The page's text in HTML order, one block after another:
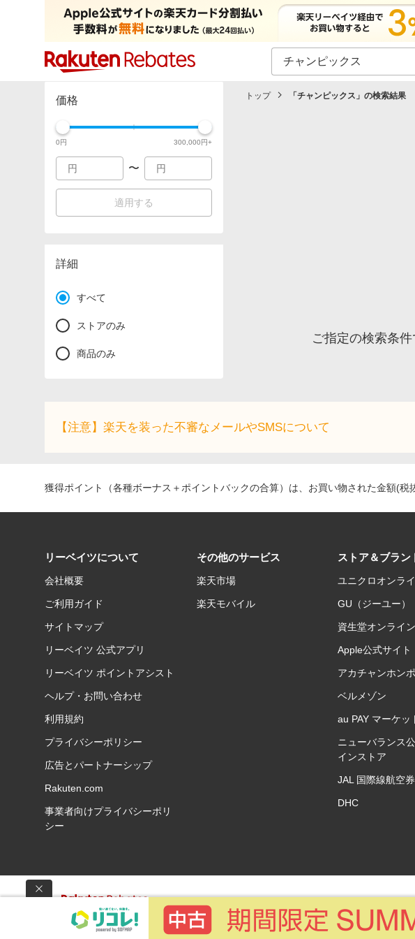
カテゴリー一覧 イベント一覧 ショッピン
価格
0円 300,000円+
〜
適用する
詳細
すべて
ストアのみ
商品のみ
トップ 「 チャンピックス 」の検索結果
ご指定の検索条
【注意】楽天を装った不審なメールやSMSについて
獲得ポイント（各種ボーナス＋ポイントバックの合算）は、お買い物された金額(
リーベイツについて
会社概要
ご利用ガイド
サイトマップ
リーベイツ 公式アプリ
リーベイツ ポイントアシスト
ヘルプ・お問い合わせ
利用規約
プライバシーポリシー
広告とパートナーシップ
Rakuten.com
事業者向けプライバシーポリ
シー
その他のサービス
楽天市場
楽天モバイル
ストア＆ブラン
ユニクロオンラ
GU（ジーユー）
資生堂オンライ
Apple公式サイト
アカチャンホンポ
ベルメゾン
au PAY マーケッ
ニューバランス
インストア
JAL 国際線航空券
DHC